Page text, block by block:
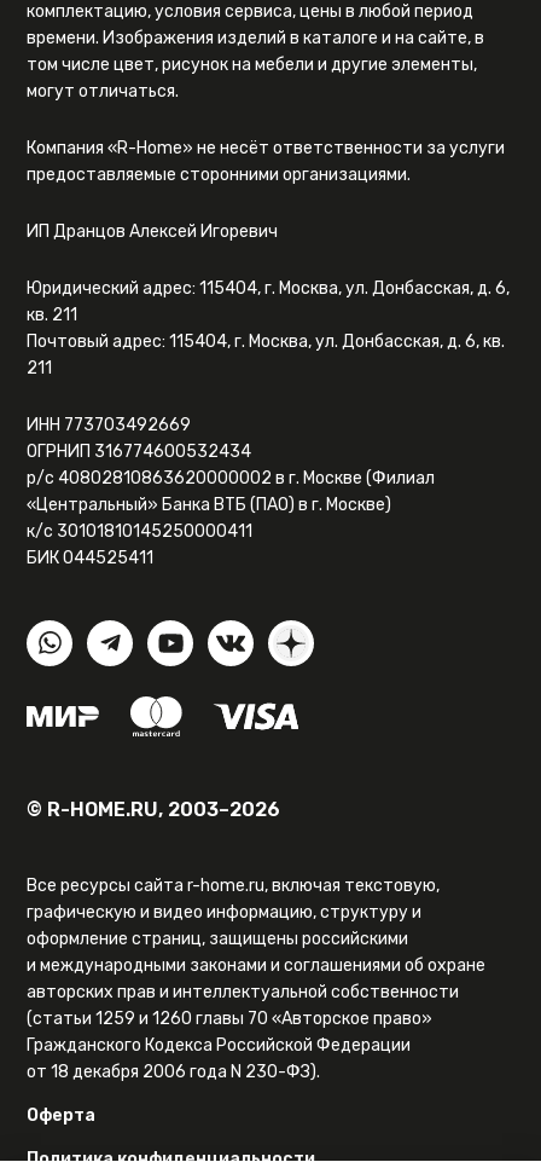
комплектацию, условия сервиса, цены в любой период
времени. Изображения изделий в каталоге и на сайте, в
том числе цвет, рисунок на мебели и другие элементы,
могут отличаться.
Компания «R-Home» не несёт ответственности за услуги
предоставляемые сторонними организациями.
ИП Дранцов Алексей Игоревич
Юридический адрес: 115404, г. Москва, ул. Донбасская, д. 6,
кв. 211
Почтовый адрес: 115404, г. Москва, ул. Донбасская, д. 6, кв.
211
ИНН 773703492669
ОГРНИП 316774600532434
р/с 40802810863620000002 в г. Москве (Филиал
«Центральный» Банка ВТБ (ПАО) в г. Москве)
к/с 30101810145250000411
БИК 044525411
© R-HOME.RU, 2003–2026
Все ресурсы сайта r-home.ru, включая текстовую,
графическую и видео информацию, структуру и
оформление страниц, защищены российскими
и международными законами и соглашениями об охране
авторских прав и интеллектуальной собственности
(статьи 1259 и 1260 главы 70 «Авторское право»
Гражданского Кодекса Российской Федерации
от 18 декабря 2006 года N 230-ФЗ).
Оферта